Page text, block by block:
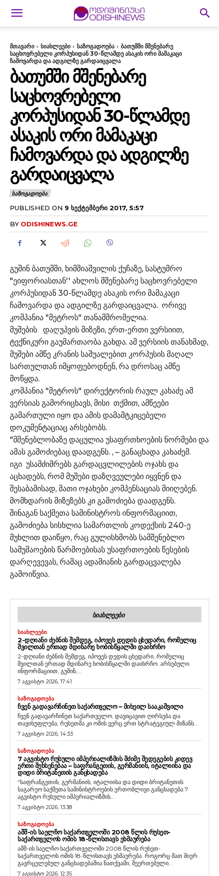
მთავარი სიახლეები საზოგადოება
ბათუმში მშენებარე
საცხოვრებელი კორპუსიდან 30-წლამდე ასაკის ორი მამაკაცი
ჩამოვარდა და ადგილზე გარდაიცვალა
ᲑᲐᲗᲣᲛᲨᲘ ᲛᲨᲔᲜᲔᲑᲐᲠᲔ
ᲡᲐᲪᲮᲝᲕᲠᲔᲑᲔᲚᲘ
ᲙᲝᲠᲞᲣᲡᲘᲓᲐᲜ 30-ᲬᲚᲐᲛᲓᲔ
ᲐᲡᲐᲙᲘᲡ ᲝᲠᲘ ᲛᲐᲛᲐᲙᲐᲪᲘ
ᲩᲐᲛᲝᲕᲐᲠᲓᲐ ᲓᲐ ᲐᲓᲒᲘᲚᲖᲔ
ᲒᲐᲠᲓᲐᲘᲪᲕᲐᲚᲐ
ᲡᲐᲖᲝᲒᲐᲓᲝᲔᲑᲐ
PUBLISHED ON 9 ᲡᲔᲥᲢᲔᲛᲑᲔᲠᲘ 2017, 5:57
BY ODISHINEWS.GE
გუშინ ბათუმში, ხიმშიაშვილის ქუჩაზე, სასტუმრო
"ეიფორიასთან'' ახლოს მშენებარე საცხოვრებელი
კორპუსიდან 30-წლამდე ასაკის ორი მამაკაცი
ჩამოვარდა და ადგილზე გარდაიცვალა. ორივე
კომპანია "მეტროს" თანამშრომელია.
მუშების დაღუპვის მიზეზი, ერთ-ერთი ვერსიით,
ტექნიკური გაუმართაობა გახდა. ამ ვერსიის თანახმად,
მუშები ამწე კრანის საშუალებით კორპუსის მაღალ
სართულთან იმყოფებოდნენ, რა დროსაც ამწე
მოწყდა.
კომპანია "მეტროს" დირექტორის რაულ კახაძე ამ
ვერსიას გამორიცხავს, მისი თქმით, ამწეები
გამართული იყო და ამის დამამტკიცებელი
დოკუმენტაციაც არსებობს.
"მშენებლობაზე დაცულია უსაფრთხოების ნორმები და
ამას გამოძიებაც დაადგენს. , – განაცხადა კახაძემ.
იგი უსამძიმრებს გარდაცვლილების ოჯახს და
აცხადებს, რომ მუშები დაზღვეულები იყვნენ და
შესაბამისად, მათი ოჯახები კომპენსაციას მიიღებენ.
მომხდარის მიზეზებს კი გამოძიება დაადგენს.
შინაგან საქმეთა სამინისტროს ინფორმაციით,
გამოძიება სისხლია სამართლის კოდექსის 240-ე
მუხლით დაიწყო, რაც გულისხმობს სამშენებლო
სამუშაოების წარმოებისას უსაფრთოების წესების
დარღევევას, რამაც ადამიანის გარდაცვალება
გამოიწვია.
ᲡᲘᲐᲮᲚᲔᲔᲑᲘ
ᲡᲘᲐᲮᲚᲔᲔᲑᲘ
2-ᲓᲦᲘᲐᲜᲘ ᲫᲔᲑᲜᲘᲡ ᲨᲔᲛᲓᲔᲒ, ᲘᲞᲝᲕᲔᲡ ᲓᲔᲓᲘᲡ ᲪᲮᲔᲓᲐᲠᲘ, ᲠᲝᲛᲔᲚᲘᲪ
ᲨᲕᲘᲚᲗᲐᲜ ᲔᲠᲗᲐᲓ ᲛᲓᲘᲜᲐᲠᲔ ᲮᲝᲑᲘᲡᲬᲧᲐᲚᲨᲘ ᲓᲐᲘᲮᲠᲩᲝ
2-დღიანი ძებნის შემდეგ, იპოვეს დედის ცხედარი, რომელიც
შვილთან ერთად მდინარე ხობისწყალში დაიხრჩო. არსებული
ინფორმაციით, გუშინ,...
7 აგვისტო 2026, 17:41
ᲡᲐᲖᲝᲒᲐᲓᲝᲔᲑᲐ
ᲩᲕᲔᲜ ᲒᲐᲓᲐᲕᲐᲠᲩᲘᲜᲔᲗ ᲡᲐᲥᲐᲠᲗᲕᲔᲚᲝ – ᲛᲘᲮᲔᲘᲚ ᲡᲐᲐᲙᲐᲨᲕᲘᲚᲘ
ჩვენ გადავარჩინეთ საქართველო, დავიცავით ღირსება და
თავისუფლება, რუსეთმა კი ომის ვერც ერთ სტრატეგიულ მიზანს...
7 აგვისტო 2026, 14:33
ᲡᲐᲖᲝᲒᲐᲓᲝᲔᲑᲐ
7 ᲐᲒᲕᲘᲡᲢᲝ ᲠᲣᲡᲣᲚᲘ ᲘᲛᲞᲔᲠᲘᲐᲚᲘᲖᲛᲘᲡ ᲛᲫᲘᲛᲔ ᲨᲔᲓᲔᲒᲔᲑᲘᲡ ᲙᲘᲓᲔᲕ
ᲔᲠᲗᲘ ᲨᲔᲮᲡᲔᲜᲔᲑᲐᲐ – ᲡᲐᲤᲠᲐᲜᲒᲔᲗᲘᲡ, ᲒᲔᲠᲛᲐᲜᲘᲘᲡ, ᲘᲢᲐᲚᲘᲘᲡᲐ ᲓᲐ
ᲓᲘᲓᲘ ᲑᲠᲘᲢᲐᲜᲔᲗᲘᲡ ᲒᲐᲜᲪᲮᲐᲓᲔᲑᲐ
“საფრანგეთის, გერმანიის, იტალიისა და დიდი ბრიტანეთის
საგარეო საქმეთა სამინისტროების ერთობლივი განცხადება 7
აგვისტო რუსული იმპერიალიზმის...
7 აგვისტო 2026, 13:38
ᲡᲐᲖᲝᲒᲐᲓᲝᲔᲑᲐ
ᲐᲨᲨ-ᲘᲡ ᲡᲐᲔᲚᲩᲝ ᲡᲐᲥᲐᲠᲗᲕᲔᲚᲝᲨᲘ 2008 ᲬᲚᲘᲡ ᲠᲣᲡᲔᲗ-
ᲡᲐᲥᲐᲠᲗᲕᲔᲚᲝᲡ ᲝᲛᲘᲡ 18-ᲬᲚᲘᲡᲗᲐᲕᲡ ᲔᲮᲛᲐᲣᲠᲔᲑᲐ
აშშ-ის საელჩო საქართველოში 2008 წლის რუსეთ-
საქართველოს ომის 18-წლისთავს ეხმაურება. როგორც მათ მიერ
გავრცელებულ განცხადებაშია ნათქვამი, შეერთებული...
7 აგვისტო 2026, 12:35